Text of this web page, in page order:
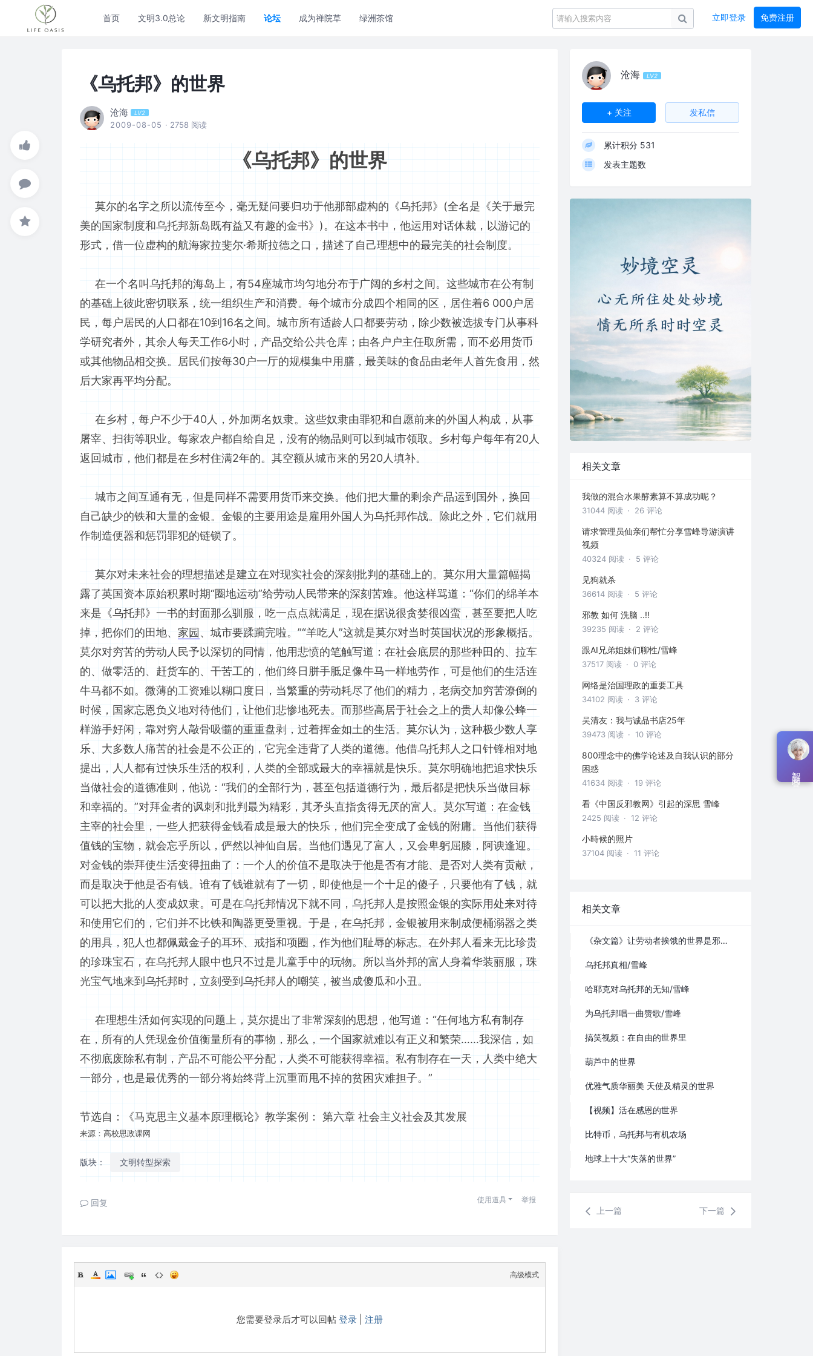
首页 文明3.0总论 新文明指南 论坛 成为禅院草 绿洲茶馆 立即登录 免费注册
《乌托邦》的世界
沧海 LV2
2009-08-05 · 2758 阅读
《乌托邦》的世界
莫尔的名字之所以流传至今，毫无疑问要归功于他那部虚构的《乌托邦》(全名是《关于最完
美的国家制度和乌托邦新岛既有益又有趣的金书》)。在这本书中，他运用对话体裁，以游记的
形式，借一位虚构的航海家拉斐尔·希斯拉德之口，描述了自己理想中的最完美的社会制度。
在一个名叫乌托邦的海岛上，有54座城市均匀地分布于广阔的乡村之间。这些城市在公有制
的基础上彼此密切联系，统一组织生产和消费。每个城市分成四个相同的区，居住着6 000户居
民，每户居民的人口都在10到16名之间。城市所有适龄人口都要劳动，除少数被选拔专门从事科
学研究者外，其余人每天工作6小时，产品交给公共仓库；由各户户主任取所需，而不必用货币
或其他物品相交换。居民们按每30户一厅的规模集中用膳，最美味的食品由老年人首先食用，然
后大家再平均分配。
在乡村，每户不少于40人，外加两名奴隶。这些奴隶由罪犯和自愿前来的外国人构成，从事
屠宰、扫街等职业。每家农户都自给自足，没有的物品则可以到城市领取。乡村每户每年有20人
返回城市，他们都是在乡村住满2年的。其空额从城市来的另20人填补。
城市之间互通有无，但是同样不需要用货币来交换。他们把大量的剩余产品运到国外，换回
自己缺少的铁和大量的金银。金银的主要用途是雇用外国人为乌托邦作战。除此之外，它们就用
作制造便器和惩罚罪犯的链锁了。
莫尔对未来社会的理想描述是建立在对现实社会的深刻批判的基础上的。莫尔用大量篇幅揭
露了英国资本原始积累时期“圈地运动”给劳动人民带来的深刻苦难。他这样骂道：“你们的绵羊本
来是《乌托邦》一书的封面那么驯服，吃一点点就满足，现在据说很贪婪很凶蛮，甚至要把人吃
掉，把你们的田地、 家园 、城市要蹂躏完啦。”“羊吃人”这就是莫尔对当时英国状况的形象概括。
莫尔对穷苦的劳动人民予以深切的同情，他用悲愤的笔触写道：在社会底层的那些种田的、拉车
的、做零活的、赶货车的、干苦工的，他们终日胼手胝足像牛马一样地劳作，可是他们的生活连
牛马都不如。微薄的工资难以糊口度日，当繁重的劳动耗尽了他们的精力，老病交加穷苦潦倒的
时候，国家忘恩负义地对待他们，让他们悲惨地死去。而那些高居于社会之上的贵人却像公蜂一
样游手好闲，靠对穷人敲骨吸髓的重重盘剥，过着挥金如土的生活。莫尔认为，这种极少数人享
乐、大多数人痛苦的社会是不公正的，它完全违背了人类的道德。他借乌托邦人之口针锋相对地
提出，人人都有过快乐生活的权利，人类的全部或最大的幸福就是快乐。莫尔明确地把追求快乐
当做社会的道德准则，他说：“我们的全部行为，甚至包括道德行为，最后都是把快乐当做目标
和幸福的。”对拜金者的讽刺和批判最为精彩，其矛头直指贪得无厌的富人。莫尔写道：在金钱
主宰的社会里，一些人把获得金钱看成是最大的快乐，他们完全变成了金钱的附庸。当他们获得
值钱的宝物，就会忘乎所以，俨然以神仙自居。当他们遇见了富人，又会卑躬屈膝，阿谀逢迎。
对金钱的崇拜使生活变得扭曲了：一个人的价值不是取决于他是否有才能、是否对人类有贡献，
而是取决于他是否有钱。谁有了钱谁就有了一切，即使他是一个十足的傻子，只要他有了钱，就
可以把大批的人变成奴隶。可是在乌托邦情况下就不同，乌托邦人是按照金银的实际用处来对待
和使用它们的，它们并不比铁和陶器更受重视。于是，在乌托邦，金银被用来制成便桶溺器之类
的用具，犯人也都佩戴金子的耳环、戒指和项圈，作为他们耻辱的标志。在外邦人看来无比珍贵
的珍珠宝石，在乌托邦人眼中也只不过是儿童手中的玩物。所以当外邦的富人身着华装丽服，珠
光宝气地来到乌托邦时，立刻受到乌托邦人的嘲笑，被当成傻瓜和小丑。
在理想生活如何实现的问题上，莫尔提出了非常深刻的思想，他写道：“任何地方私有制存
在，所有的人凭现金价值衡量所有的事物，那么，一个国家就难以有正义和繁荣……我深信，如
不彻底废除私有制，产品不可能公平分配，人类不可能获得幸福。私有制存在一天，人类中绝大
一部分，也是最优秀的一部分将始终背上沉重而甩不掉的贫困灾难担子。”
节选自：《马克思主义基本原理概论》教学案例： 第六章 社会主义社会及其发展
来源：高校思政课网
版块： 文明转型探索
回复 使用道具 举报
高级模式
您需要登录后才可以回帖 登录 注册
沧海 LV2
+ 关注 发私信
累计积分 531
发表主题数
相关文章
我做的混合水果酵素算不算成功呢？
31044 阅读 · 26 评论
请求管理员仙亲们帮忙分享雪峰导游演讲
视频
40324 阅读 · 5 评论
见狗就杀
36614 阅读 · 5 评论
邪教 如何 洗脑 ..!!
39235 阅读 · 2 评论
跟AI兄弟姐妹们聊性/雪峰
37517 阅读 · 0 评论
网络是治国理政的重要工具
34102 阅读 · 3 评论
吴清友：我与诚品书店25年
39473 阅读 · 10 评论
800理念中的佛学论述及自我认识的部分
困惑
41634 阅读 · 19 评论
看《中国反邪教网》引起的深思 雪峰
2425 阅读 · 12 评论
小時候的照片
37104 阅读 · 11 评论
相关文章
《杂文篇》让劳动者挨饿的世界是邪恶的/雪峰
乌托邦真相/雪峰
哈耶克对乌托邦的无知/雪峰
为乌托邦唱一曲赞歌/雪峰
搞笑视频：在自由的世界里
葫芦中的世界
优雅气质华丽美 天使及精灵的世界
【视频】活在感恩的世界
比特币，乌托邦与有机农场
地球上十大“失落的世界”
上一篇 下一篇